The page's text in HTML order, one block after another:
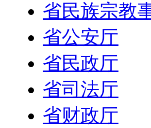
省民族宗教
省公安厅
省民政厅
省司法厅
省财政厅